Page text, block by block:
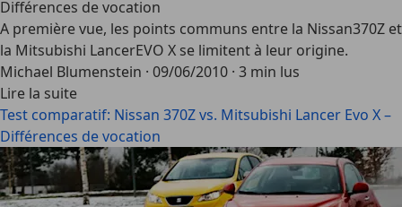
Différences de vocation
A première vue, les points communs entre la Nissan370Z et
la Mitsubishi LancerEVO X se limitent à leur origine.
Michael Blumenstein · 09/06/2010 · 3 min lus
Lire la suite
Test comparatif: Nissan 370Z vs. Mitsubishi Lancer Evo X –
Différences de vocation